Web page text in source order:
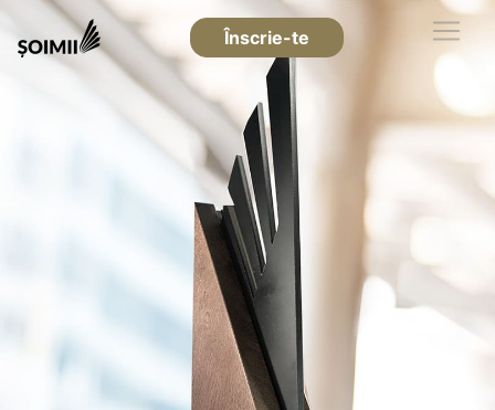
Înscrie-te